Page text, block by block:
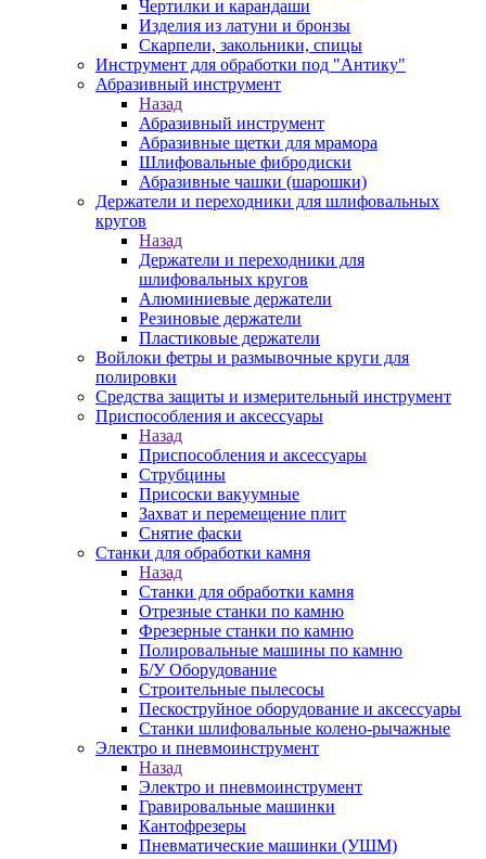
Чертилки и карандаши
Изделия из латуни и бронзы
Скарпели, закольники, спицы
Инструмент для обработки под "Антику"
Абразивный инструмент
Назад
Абразивный инструмент
Абразивные щетки для мрамора
Шлифовальные фибродиски
Абразивные чашки (шарошки)
Держатели и переходники для шлифовальных
кругов
Назад
Держатели и переходники для
шлифовальных кругов
Алюминиевые держатели
Резиновые держатели
Пластиковые держатели
Войлоки фетры и размывочные круги для
полировки
Средства защиты и измерительный инструмент
Приспособления и аксессуары
Назад
Приспособления и аксессуары
Струбцины
Присоски вакуумные
Захват и перемещение плит
Снятие фаски
Станки для обработки камня
Назад
Станки для обработки камня
Отрезные станки по камню
Фрезерные станки по камню
Полировальные машины по камню
Б/У Оборудование
Строительные пылесосы
Пескоструйное оборудование и аксессуары
Станки шлифовальные колено-рычажные
Электро и пневмоинструмент
Назад
Электро и пневмоинструмент
Гравировальные машинки
Кантофрезеры
Пневматические машинки (УШМ)